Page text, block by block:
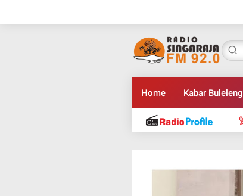
Home Kabar Buleleng